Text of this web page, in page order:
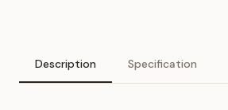
Description Specification